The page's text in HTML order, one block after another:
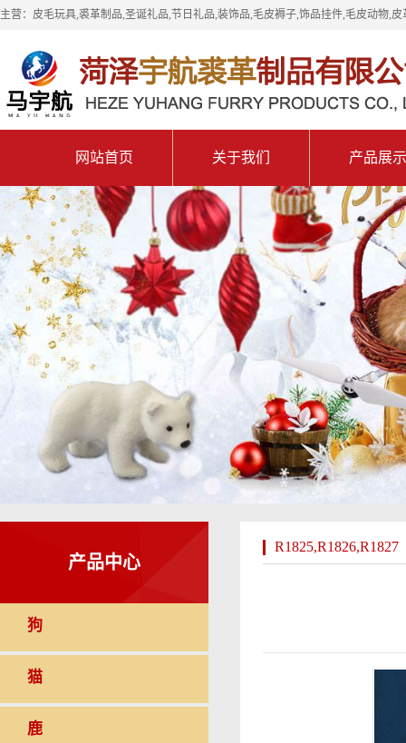
主营：皮毛玩具,裘革制品,圣诞礼品,节日礼品,装饰品,毛皮褥子,饰品挂件,毛皮动物,
网站首页 关于我们 产品展示
产品中心
狗
猫
鹿
R1825,R1826,R1827